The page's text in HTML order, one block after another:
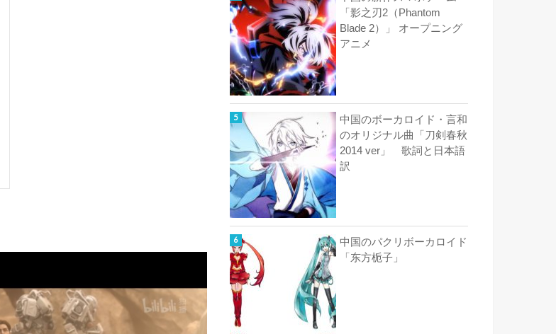
「影之刃2（Phantom
Blade 2）」 オープニング
アニメ
中国のボーカロイド・言和
のオリジナル曲「刀剣春秋
2014 ver」 歌詞と日本語
訳
中国のパクリボーカロイド
「东方栀子」